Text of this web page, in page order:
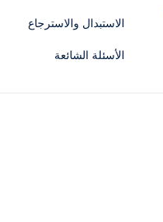
الاستبدال والاسترجاع
الأسئلة الشائعة